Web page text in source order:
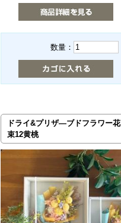
数量：
ドライ&プリザ―ブドフラワー花
束12黄桃